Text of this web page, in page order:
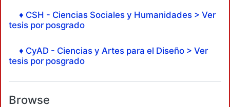
♦ CSH - Ciencias Sociales y Humanidades > Ver
tesis por posgrado
♦ CyAD - Ciencias y Artes para el Diseño > Ver
tesis por posgrado
Browse